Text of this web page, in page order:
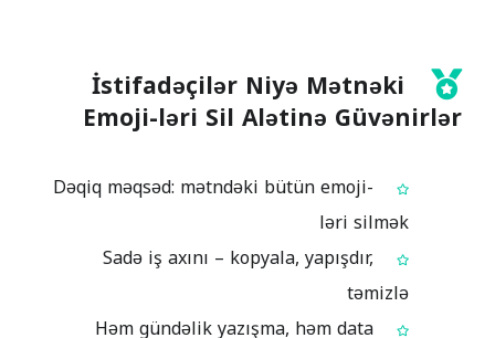
İstifadəçilər Niyə Mətnəki
Emoji-ləri Sil Alətinə Güvənirlər
Dəqiq məqsəd: mətndəki bütün emoji-
ləri silmək
Sadə iş axını – kopyala, yapışdır,
təmizlə
Həm gündəlik yazışma, həm data